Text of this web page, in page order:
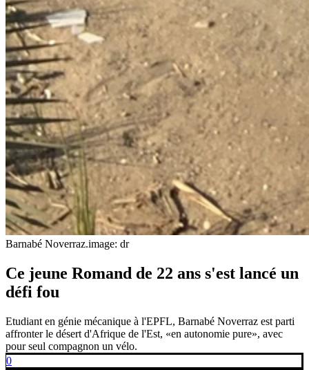
Barnabé Noverraz.image: dr
Ce jeune Romand de 22 ans s'est lancé un
défi fou
Etudiant en génie mécanique à l'EPFL, Barnabé Noverraz est parti
affronter le désert d'Afrique de l'Est, «en autonomie pure», avec
pour seul compagnon un vélo.
0